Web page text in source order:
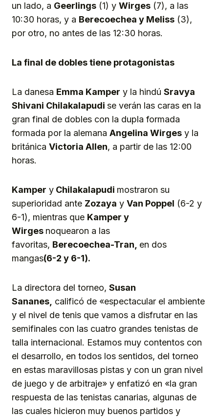
un lado, a Geerlings (1) y Wirges (7), a las
10:30 horas, y a Berecoechea y Meliss (3),
por otro, no antes de las 12:30 horas.
La final de dobles tiene protagonistas
La danesa Emma Kamper y la hindú Sravya
Shivani Chilakalapudi se verán las caras en la
gran final de dobles con la dupla formada
formada por la alemana Angelina Wirges y la
británica Victoria Allen, a partir de las 12:00
horas.
Kamper y Chilakalapudi mostraron su
superioridad ante Zozaya y Van Poppel (6-2 y
6-1), mientras que Kamper y
Wirges noquearon a las
favoritas, Berecoechea-Tran, en dos
mangas(6-2 y 6-1).
La directora del torneo, Susan
Sananes, calificó de «espectacular el ambiente
y el nivel de tenis que vamos a disfrutar en las
semifinales con las cuatro grandes tenistas de
talla internacional. Estamos muy contentos con
el desarrollo, en todos los sentidos, del torneo
en estas maravillosas pistas y con un gran nivel
de juego y de arbitraje» y enfatizó en «la gran
respuesta de las tenistas canarias, algunas de
las cuales hicieron muy buenos partidos y